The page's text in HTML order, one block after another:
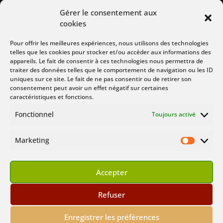
Gérer le consentement aux
cookies
Pour offrir les meilleures expériences, nous utilisons des technologies
telles que les cookies pour stocker et/ou accéder aux informations des
appareils. Le fait de consentir à ces technologies nous permettra de
traiter des données telles que le comportement de navigation ou les ID
uniques sur ce site. Le fait de ne pas consentir ou de retirer son
consentement peut avoir un effet négatif sur certaines
caractéristiques et fonctions.
Fonctionnel Toujours activé
Marketing
Accepter
Refuser
Enregistrer les préférences
Suivez Nous :